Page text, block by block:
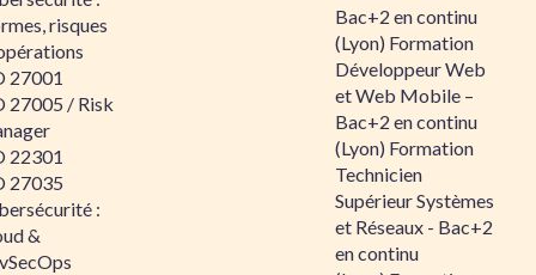
risques
27001
27005 / Risk
22301
27035
:
&
Bac+2 en continu
(Lyon) Formation
Développeur Web
et Web Mobile –
Bac+2 en continu
(Lyon) Formation
Technicien
Supérieur Systèmes
et Réseaux - Bac+2
en continu